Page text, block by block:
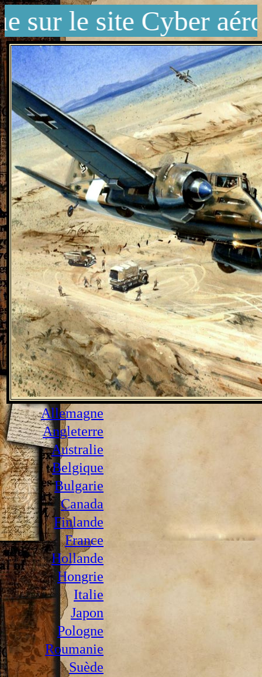
le site Cyber aéro
Allemagne
Angleterre
Australie
Belgique
Bulgarie
Canada
Finlande
France
Hollande
Hongrie
Italie
Japon
Pologne
Roumanie
Suède